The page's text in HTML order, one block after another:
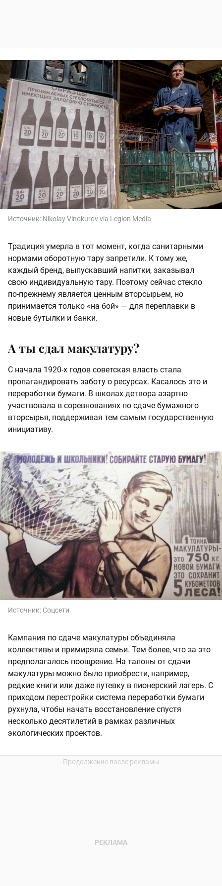
Источник: Nikolay Vinokurov via Legion Media
Традиция умерла в тот момент, когда санитарными
нормами оборотную тару запретили. К тому же,
каждый бренд, выпускавший напитки, заказывал
свою индивидуальную тару. Поэтому сейчас стекло
по-прежнему является ценным вторсырьем, но
принимается только «на бой» — для переплавки в
новые бутылки и банки.
А ты сдал макулатуру?
С начала 1920-х годов советская власть стала
пропагандировать заботу о ресурсах. Касалось это и
переработки бумаги. В школах детвора азартно
участвовала в соревнованиях по сдаче бумажного
вторсырья, поддерживая тем самым государственную
инициативу.
Источник: Соцсети
Кампания по сдаче макулатуры объединяла
коллективы и примиряла семьи. Тем более, что за это
предполагалось поощрение. На талоны от сдачи
макулатуры можно было приобрести, например,
редкие книги или даже путевку в пионерский лагерь. С
приходом перестройки система переработки бумаги
рухнула, чтобы начать восстановление спустя
несколько десятилетий в рамках различных
экологических проектов.